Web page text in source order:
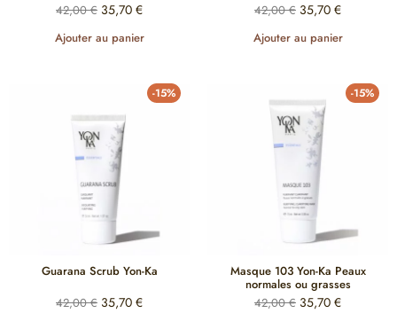
42,00€ 35,70 €
Ajouter au panier
42,00€ 35,70 €
Ajouter au panier
-15%
Guarana Scrub Yon-Ka
42,00€ 35,70 €
-15%
Masque 103 Yon-Ka Peaux
normales ou grasses
42,00€ 35,70 €